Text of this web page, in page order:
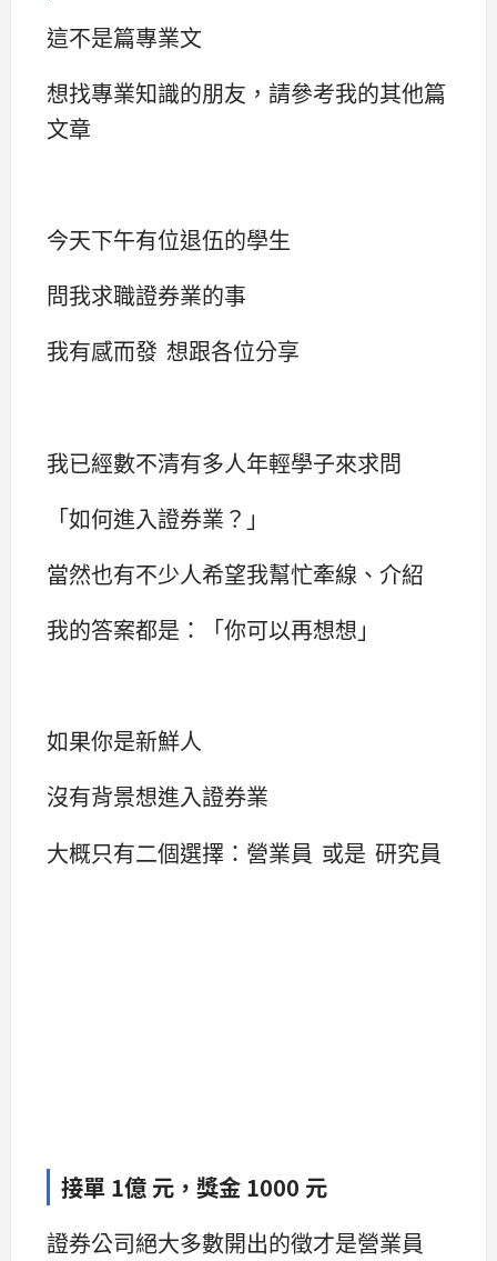
這不是篇專業文
想找專業知識的朋友，請參考我的其他篇
文章
今天下午有位退伍的學生
問我求職證券業的事
我有感而發 想跟各位分享
我已經數不清有多人年輕學子來求問
「如何進入證券業？」
當然也有不少人希望我幫忙牽線、介紹
我的答案都是：「你可以再想想」
如果你是新鮮人
沒有背景想進入證券業
大概只有二個選擇：營業員 或是 研究員
接單 1億 元，獎金 1000 元
證券公司絕大多數開出的徵才是營業員